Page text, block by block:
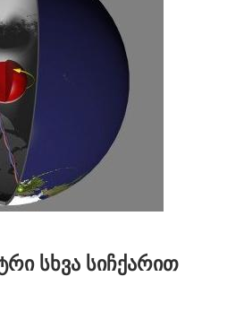
სხვა სიჩქარით